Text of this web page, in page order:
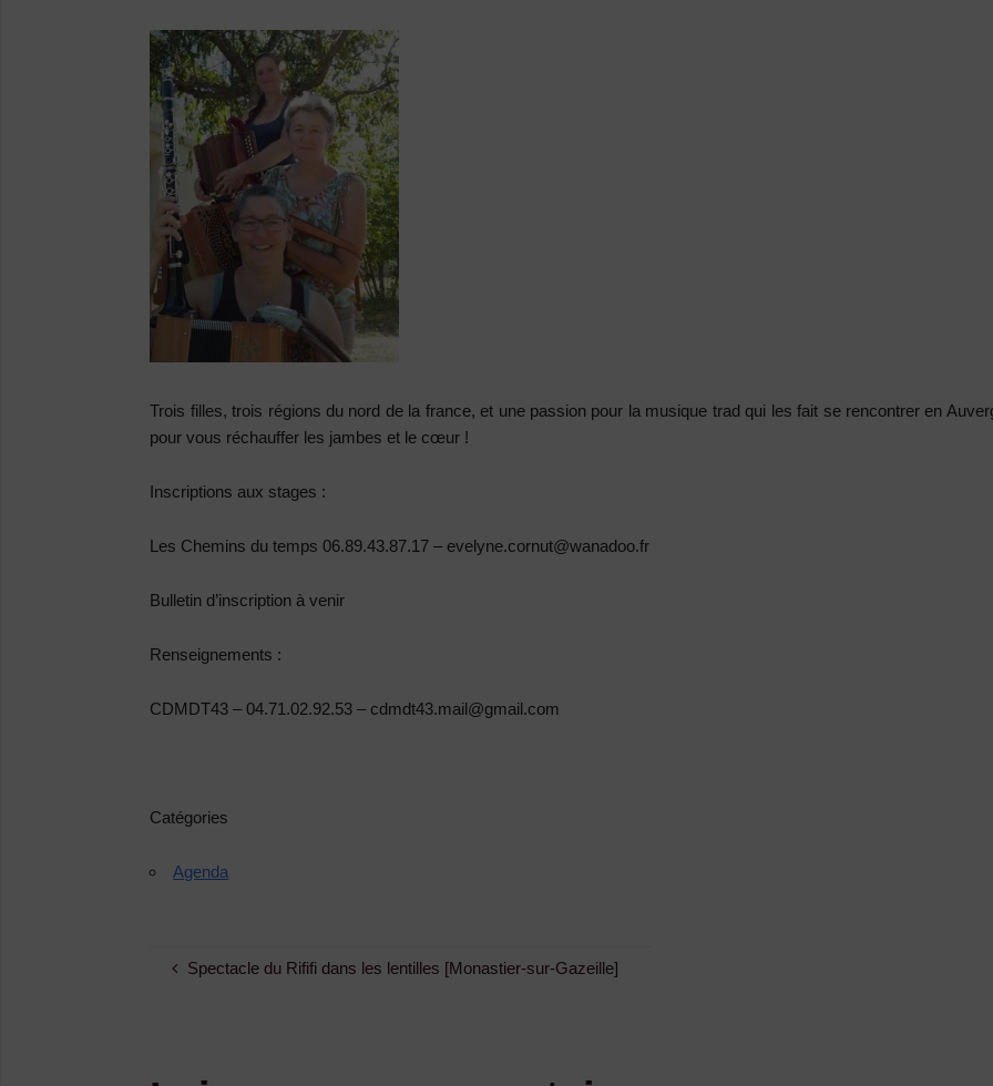
Trois filles, trois régions du nord de la france, et une passion pour la musique trad qui les fait se rencontrer en
pour vous réchauffer les jambes et le cœur !
Inscriptions aux stages :
Les Chemins du temps 06.89.43.87.17 – evelyne.cornut@wanadoo.fr
Bulletin d’inscription à venir
Renseignements :
CDMDT43 – 04.71.02.92.53 – cdmdt43.mail@gmail.com
Catégories
Agenda
Spectacle du Rififi dans les lentilles [Monastier-sur-Gazeille]